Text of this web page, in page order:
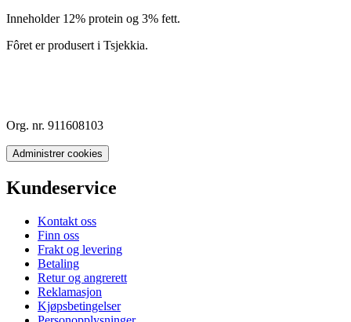
Inneholder 12% protein og 3% fett.
Fôret er produsert i Tsjekkia.
Org. nr. 911608103
Administrer cookies
Kundeservice
Kontakt oss
Finn oss
Frakt og levering
Betaling
Retur og angrerett
Reklamasjon
Kjøpsbetingelser